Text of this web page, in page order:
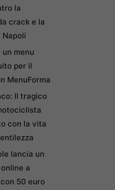
la
crack e la
Napoli
menu
per il
MenuForma
Il tragico
con la vita
lancia un
a
50 euro